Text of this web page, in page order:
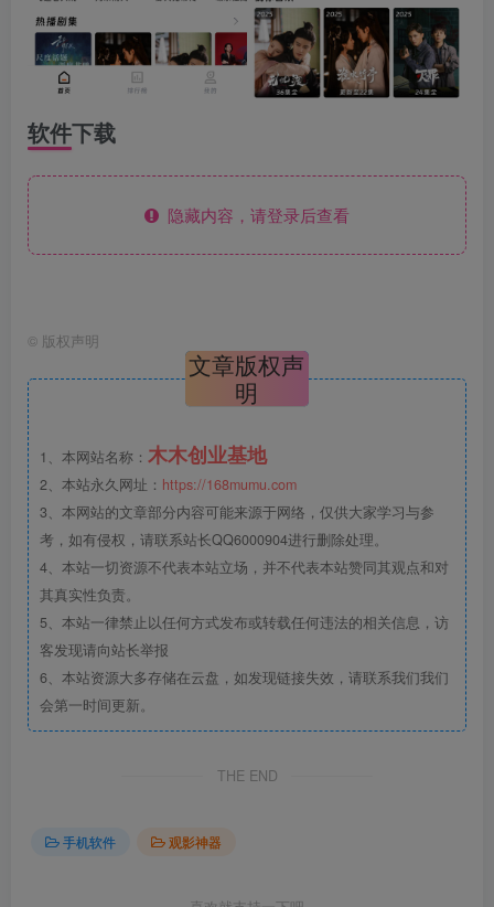
软件下载
隐藏内容，请登录后查看
© 版权声明
文章版权声
明
1、本网站名称： 木木创业基地
2、本站永久网址： https://168mumu.com
3、本网站的文章部分内容可能来源于网络，仅供大家学习与参
考，如有侵权，请联系站长QQ6000904进行删除处理。
4、本站一切资源不代表本站立场，并不代表本站赞同其观点和对
其真实性负责。
5、本站一律禁止以任何方式发布或转载任何违法的相关信息，访
客发现请向站长举报
6、本站资源大多存储在云盘，如发现链接失效，请联系我们我们
会第一时间更新。
THE END
手机软件 观影神器